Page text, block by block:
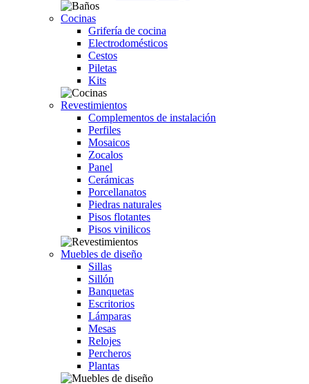
Cocinas
Grifería de cocina
Electrodomésticos
Cestos
Piletas
Kits
Revestimientos
Complementos de instalación
Perfiles
Mosaicos
Zocalos
Panel
Cerámicas
Porcellanatos
Piedras naturales
Pisos flotantes
Pisos vinilicos
Muebles de diseño
Sillas
Sillón
Banquetas
Escritorios
Lámparas
Mesas
Relojes
Percheros
Plantas